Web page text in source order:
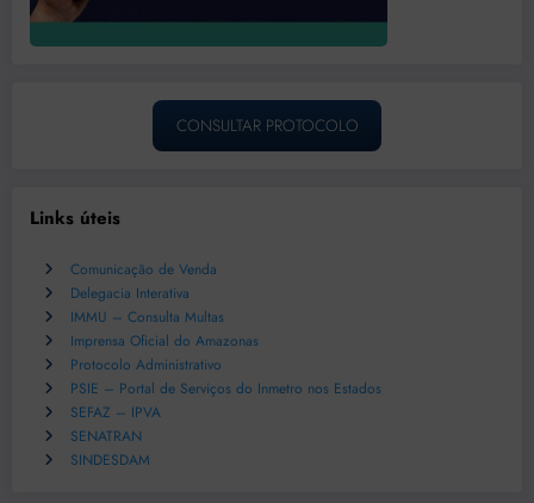
CONSULTAR PROTOCOLO
Links úteis
Comunicação de Venda
Delegacia Interativa
IMMU – Consulta Multas
Imprensa Oficial do Amazonas
Protocolo Administrativo
PSIE – Portal de Serviços do Inmetro nos Estados
SEFAZ – IPVA
SENATRAN
SINDESDAM